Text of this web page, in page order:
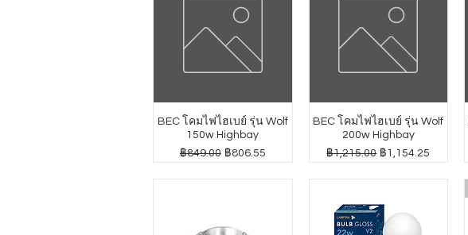
BEC โคมไฟไฮเบย์ รุ่น Wolf
150w Highbay
ราคาปกติ
฿849.00 ราคาขายลด
฿806.55
BEC โคมไฟไฮเบย์ รุ่น Wolf
200w Highbay
ราคาปกติ
฿1,215.00 ราคาขายลด
฿1,154.25